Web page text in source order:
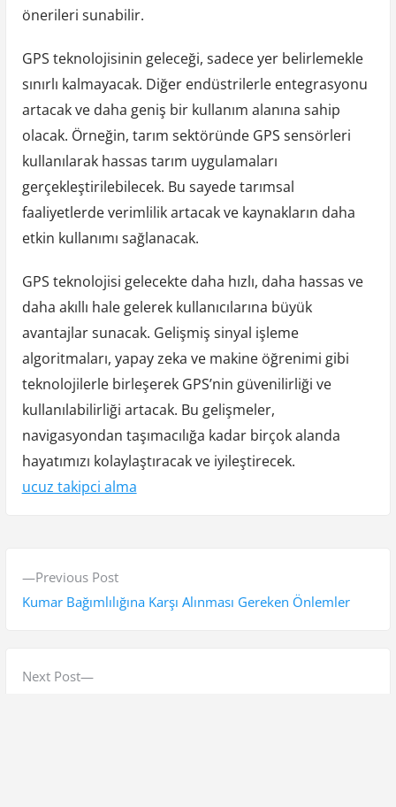
önerileri sunabilir.
GPS teknolojisinin geleceği, sadece yer belirlemekle
sınırlı kalmayacak. Diğer endüstrilerle entegrasyonu
artacak ve daha geniş bir kullanım alanına sahip
olacak. Örneğin, tarım sektöründe GPS sensörleri
kullanılarak hassas tarım uygulamaları
gerçekleştirilebilecek. Bu sayede tarımsal
faaliyetlerde verimlilik artacak ve kaynakların daha
etkin kullanımı sağlanacak.
GPS teknolojisi gelecekte daha hızlı, daha hassas ve
daha akıllı hale gelerek kullanıcılarına büyük
avantajlar sunacak. Gelişmiş sinyal işleme
algoritmaları, yapay zeka ve makine öğrenimi gibi
teknolojilerle birleşerek GPS’nin güvenilirliği ve
kullanılabilirliği artacak. Bu gelişmeler,
navigasyondan taşımacılığa kadar birçok alanda
hayatımızı kolaylaştıracak ve iyileştirecek.
ucuz takipci alma
Previous PostP
r
Kumar Bağımlılığına Karşı Alınması Gereken Önlemler
Next Post
N